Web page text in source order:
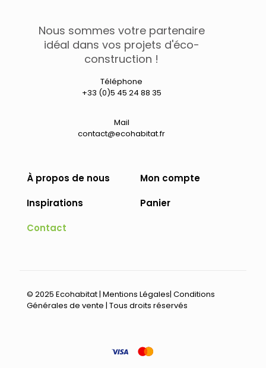
Nous sommes votre partenaire
idéal dans vos projets d'éco-
construction !
Téléphone
+33 (0)5 45 24 88 35
Mail
contact@ecohabitat.fr
À propos de nous
Inspirations
Contact
Mon compte
Panier
© 2025 Ecohabitat | Mentions Légales| Conditions
Générales de vente | Tous droits réservés